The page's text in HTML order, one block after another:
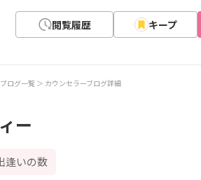
閲覧履歴 キープ
ログ一覧 カウンセラーブログ詳細
ー
逢いの数